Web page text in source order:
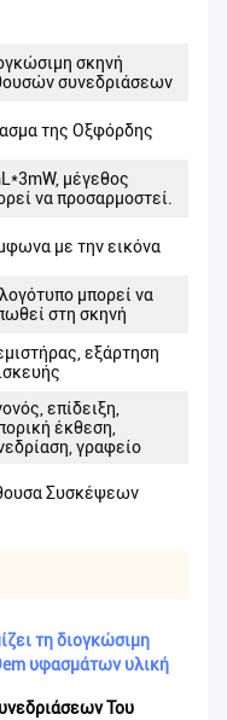
σκηνή
συνεδριάσεων
της Οξφόρδης
μέγεθος
να προσαρμοστεί.
με την εικόνα
μπορεί να
στη σκηνή
εξάρτηση
επίδειξη,
έκθεση,
γραφείο
Συσκέψεων
τη διογκώσιμη
υφασμάτων υλική
Του